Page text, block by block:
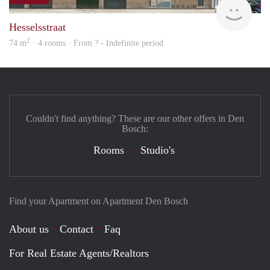
Hesselsstraat
74 m2 · 4 rooms · From ? - Indefinite period
Find your Apartment on Apartment Den Bosch
About us Contact
Faq
For Real Estate Agents/Realtors
Couldn't find anything? These are our other offers in Den
Bosch:
Rooms Studio's